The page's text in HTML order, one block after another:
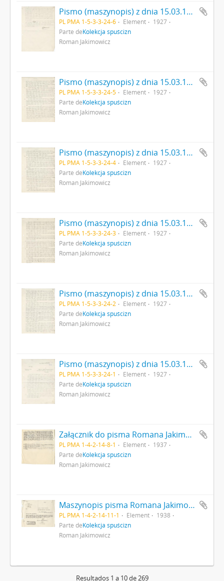
Pismo (maszynopis) z dnia 15.03.1927 r. do Instytutu Nauk Antropologicznych T.N.W. dot. zbiorów Muzeum im. Erazma Majewskiego strona 6.
PL PMA 1-5-3-3-24-6 Element
1927
Parte deKolekcja spuścizn
Roman Jakimowicz
Pismo (maszynopis) z dnia 15.03.1927 r. do Instytutu Nauk Antropologicznych T.N.W. dot. zbiorów Muzeum im. Erazma Majewskiego strona 5.
PL PMA 1-5-3-3-24-5 Element
1927
Parte deKolekcja spuścizn
Roman Jakimowicz
Pismo (maszynopis) z dnia 15.03.1927 r. do Instytutu Nauk Antropologicznych T.N.W. dot. zbiorów Muzeum im. Erazma Majewskiego strona 4.
PL PMA 1-5-3-3-24-4 Element
1927
Parte deKolekcja spuścizn
Roman Jakimowicz
Pismo (maszynopis) z dnia 15.03.1927 r. do Instytutu Nauk Antropologicznych T.N.W. dot. zbiorów Muzeum im. Erazma Majewskiego strona 3.
PL PMA 1-5-3-3-24-3 Element
1927
Parte deKolekcja spuścizn
Roman Jakimowicz
Pismo (maszynopis) z dnia 15.03.1927 r. do Instytutu Nauk Antropologicznych T.N.W. dot. zbiorów Muzeum im. Erazma Majewskiego strona 2.
PL PMA 1-5-3-3-24-2 Element
1927
Parte deKolekcja spuścizn
Roman Jakimowicz
Pismo (maszynopis) z dnia 15.03.1927 r. do Instytutu Nauk Antropologicznych T.N.W. dot. zbiorów Muzeum im. Erazma Majewskiego strona: "[…] Instytut Nauk Antropologicznych […]".
PL PMA 1-5-3-3-24-1 Element
1927
Parte deKolekcja spuścizn
Roman Jakimowicz
Załącznik do pisma Romana Jakimowicza Dyrektora Państwowego Muzeum Archeologicznego w Warszawie z dnia 7.08.1937 r. (nr pisma 790-III/37): maszynopis życiorysu ś.p. Józefa Żurowskiego - odbitka z "Wiadomości Archeologicznych" t. XIV strona 1
PL PMA 1-4-2-14-8-1 Element
1937
Parte deKolekcja spuścizn
Roman Jakimowicz
Maszynopis pisma Romana Jakimowicza Dyrektora Państwowego Muzeum Archeologicznego w Warszawie do Jarosława Pasternaka z dnia 4.05.1938 r. w sprawie odbitek ze "Sprawozdań z posiedzeń PAU" XXXVIII Nr 3 1933 s. 33-35 (nr pisma 579-III/38) strona 1
PL PMA 1-4-2-14-11-1 Element
1938
Parte deKolekcja spuścizn
Roman Jakimowicz
Resultados 1 a 10 de 269